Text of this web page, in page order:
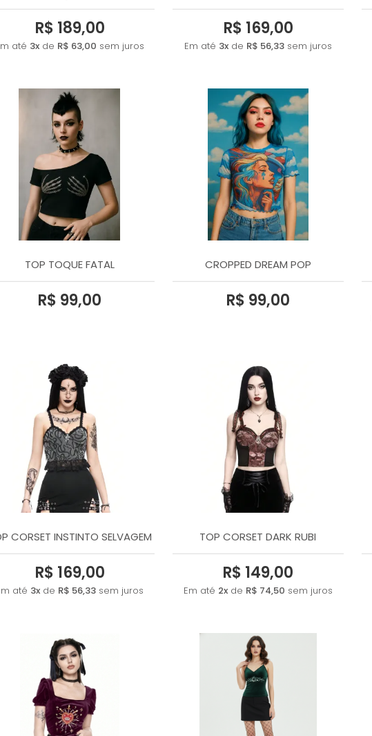
R$ 189,00
até 3xde R$ 63,00 sem juros
R$ 169,00
Em até 3xde R$ 56,33sem juros
TOP TOQUE FATAL
R$ 99,00
CROPPED DREAM POP
R$ 99,00
CORSET INSTINTO SELVAGEM
R$ 169,00
até 3xde R$ 56,33sem juros
TOP CORSET DARK RUBI
R$ 149,00
Em até 2xde R$ 74,50 sem juros